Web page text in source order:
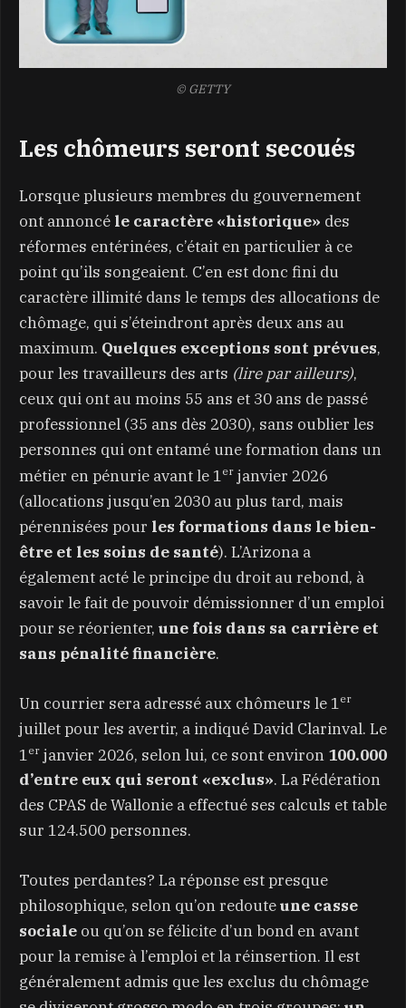
© GETTY
Les chômeurs seront secoués
Lorsque plusieurs membres du gouvernement
ont annoncé le caractère «historique» des
réformes entérinées, c’était en particulier à ce
point qu’ils songeaient. C’en est donc fini du
caractère illimité dans le temps des allocations de
chômage, qui s’éteindront après deux ans au
maximum. Quelques exceptions sont prévues,
pour les travailleurs des arts (lire par ailleurs),
ceux qui ont au moins 55 ans et 30 ans de passé
professionnel (35 ans dès 2030), sans oublier les
personnes qui ont entamé une formation dans un
métier en pénurie avant le 1er janvier 2026
(allocations jusqu’en 2030 au plus tard, mais
pérennisées pour les formations dans le bien-
être et les soins de santé). L’Arizona a
également acté le principe du droit au rebond, à
savoir le fait de pouvoir démissionner d’un emploi
pour se réorienter, une fois dans sa carrière et
sans pénalité financière.
Un courrier sera adressé aux chômeurs le 1er
juillet pour les avertir, a indiqué David Clarinval. Le
1 er janvier 2026, selon lui, ce sont environ 100.000
d’entre eux qui seront «exclus». La Fédération
des CPAS de Wallonie a effectué ses calculs et table
sur 124.500 personnes.
Toutes perdantes? La réponse est presque
philosophique, selon qu’on redouteune casse
sociale ou qu’on se félicite d’un bond en avant
pour la remise à l’emploi et la réinsertion. Il est
généralement admis que les exclus du chômage